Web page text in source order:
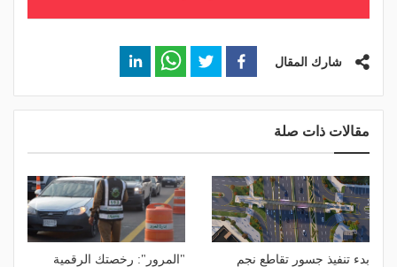
شارك المقال
مقالات ذات صلة
بدء تنفيذ جسور تقاطع نجم
"المرور": رخصتك الرقمية